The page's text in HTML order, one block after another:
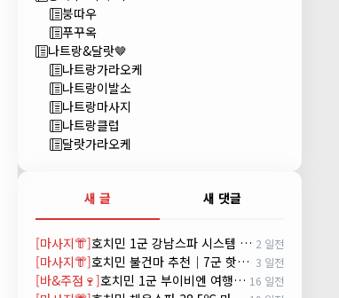
붕따우
푸꾸옥
나트랑&달랏🤎
나트랑가라오케
나트랑이발소
나트랑마사지
나트랑클럽
달랏가라오케
새 글 새 댓글
[마사지👘] 호치민 1군 강남스파 시스템 및 예약방법 (GANGNAM SPA) 2 일전
[마사지👘] 호치민 불건마 추천｜7군 핫스톤 마사지(Hot Stone massage) 3 일전
[바&주점🍷] 호치민 1군 부이비엔 여행자거리 착석 토킹바 놀이터 (NORITER LOUNGE) 16 일전